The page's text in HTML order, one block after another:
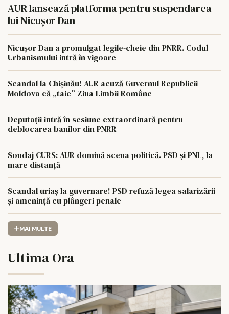
AUR lansează platforma pentru suspendarea
lui Nicușor Dan
Nicușor Dan a promulgat legile-cheie din PNRR. Codul
Urbanismului intră în vigoare
Scandal la Chișinău! AUR acuză Guvernul Republicii
Moldova că „taie” Ziua Limbii Române
Deputații intră în sesiune extraordinară pentru
deblocarea banilor din PNRR
Sondaj CURS: AUR domină scena politică. PSD și PNL, la
mare distanță
Scandal uriaș la guvernare! PSD refuză legea salarizării
și amenință cu plângeri penale
MAI MULTE
Ultima Ora